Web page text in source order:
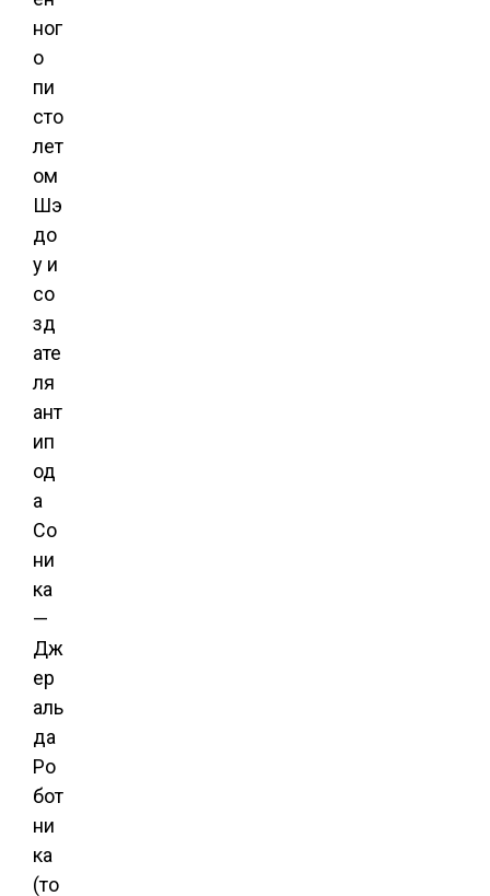
ног
о
пи
сто
лет
ом
Шэ
до
у и
со
зд
ате
ля
ант
ип
од
а
Со
ни
ка
—
Дж
ер
аль
да
Ро
бот
ни
ка
(то